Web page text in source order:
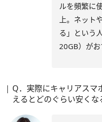
ルを頻繁に
上。ネット
る」という
20GB）がお
Q．実際にキャリアスマ
えるとどのぐらい安くな